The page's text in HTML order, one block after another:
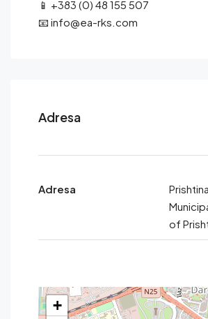
📱 +383 (0) 48 155 507
📧 info@ea-rks.com
Adresa
Adresa
of
+